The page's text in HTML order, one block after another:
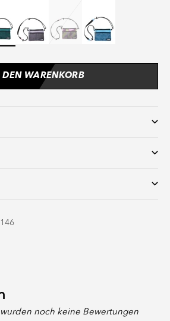
WARENKORB
noch keine Bewertungen